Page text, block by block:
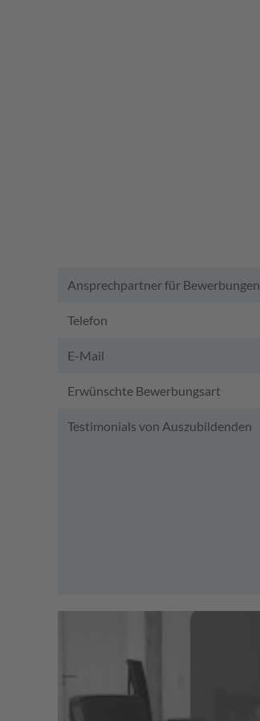
Ansprechpartner für Bewerbungen
Telefon
E-Mail
Erwünschte Bewerbungsart
Testimonials von Auszubildenden